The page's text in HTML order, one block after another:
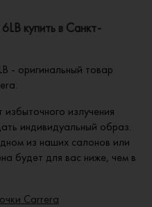
купить в Санкт-
- оригинальный товар
излучения
индивидуальный образ.
из наших салонов или
будет для вас ниже, чем в
Carrera